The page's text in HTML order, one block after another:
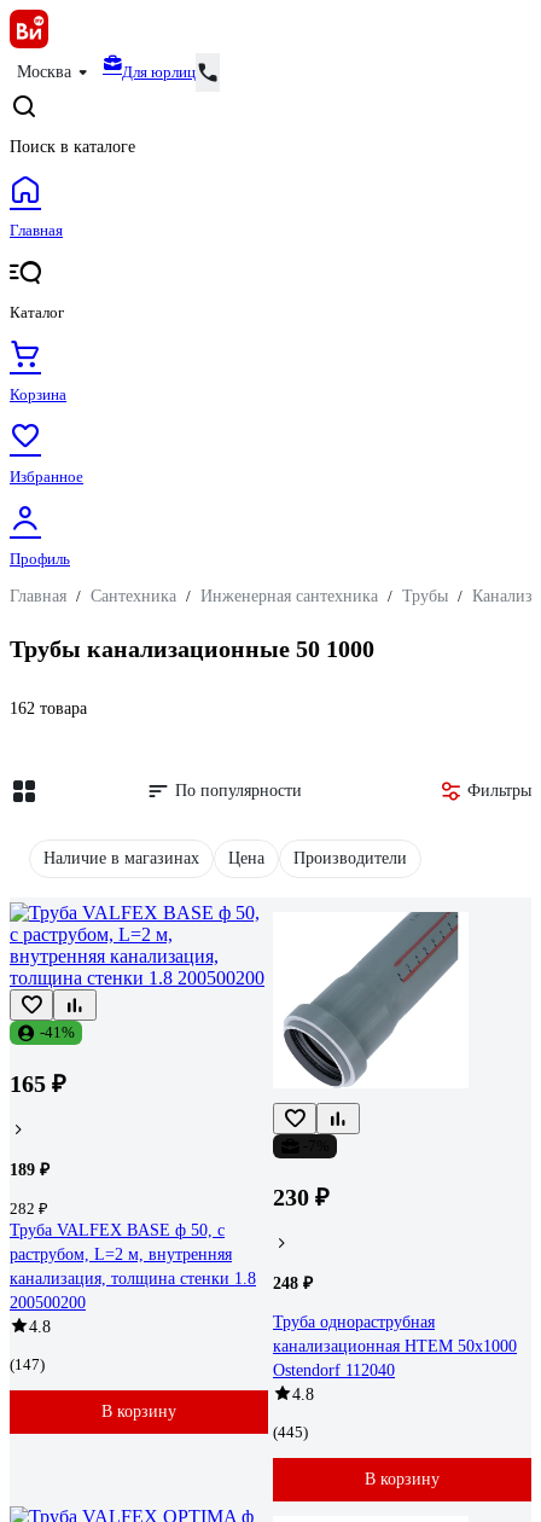
Москва Для юрлиц
Поиск в каталоге
Главная
Каталог
Корзина
Избранное
Профиль
Главная / Сантехника / Инженерная сантехника / Трубы /
Трубы канализационные 50 1000
162 товара
По популярности Фильтры
Наличие в магазинах Цена Производители
-41%
165 ₽
189 ₽
282 ₽
Труба VALFEX BASE ф 50, с
раструбом, L=2 м, внутренняя
канализация, толщина стенки 1.8
200500200
4.8
(147)
В корзину
230 ₽
248 ₽
Труба однораструбная
канализационная HTEM 50х1000
Ostendorf 112040
4.8
(445)
В корзину